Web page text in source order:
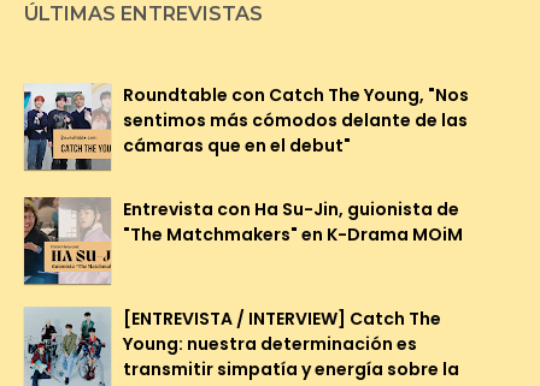
ÚLTIMAS ENTREVISTAS
Roundtable con Catch The Young, "Nos
sentimos más cómodos delante de las
cámaras que en el debut"
Entrevista con Ha Su-Jin, guionista de
"The Matchmakers" en K-Drama MOiM
[ENTREVISTA / INTERVIEW] Catch The
Young: nuestra determinación es
transmitir simpatía y energía sobre la